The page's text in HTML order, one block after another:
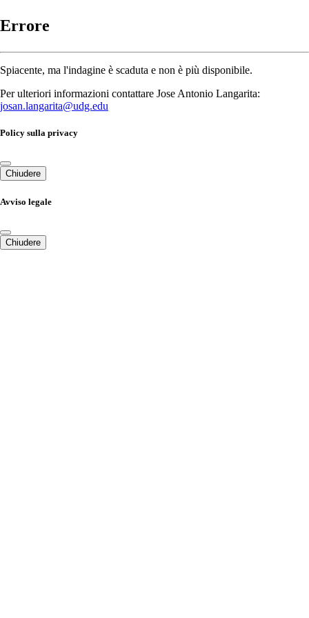
Errore
Spiacente, ma l'indagine è scaduta e non è più disponibile.
Per ulteriori informazioni contattare Jose Antonio Langarita:
josan.langarita@udg.edu
Policy sulla privacy
Chiudere
Avviso legale
Chiudere